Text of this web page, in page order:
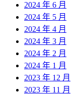
2024 年 6 月
2024 年 5 月
2024 年 4 月
2024 年 3 月
2024 年 2 月
2024 年 1 月
2023 年 12 月
2023 年 11 月